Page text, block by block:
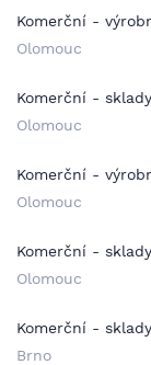
Komerční -
Olomouc
Komerční -
Olomouc
Komerční -
Olomouc
Komerční -
Olomouc
Komerční -
Brno